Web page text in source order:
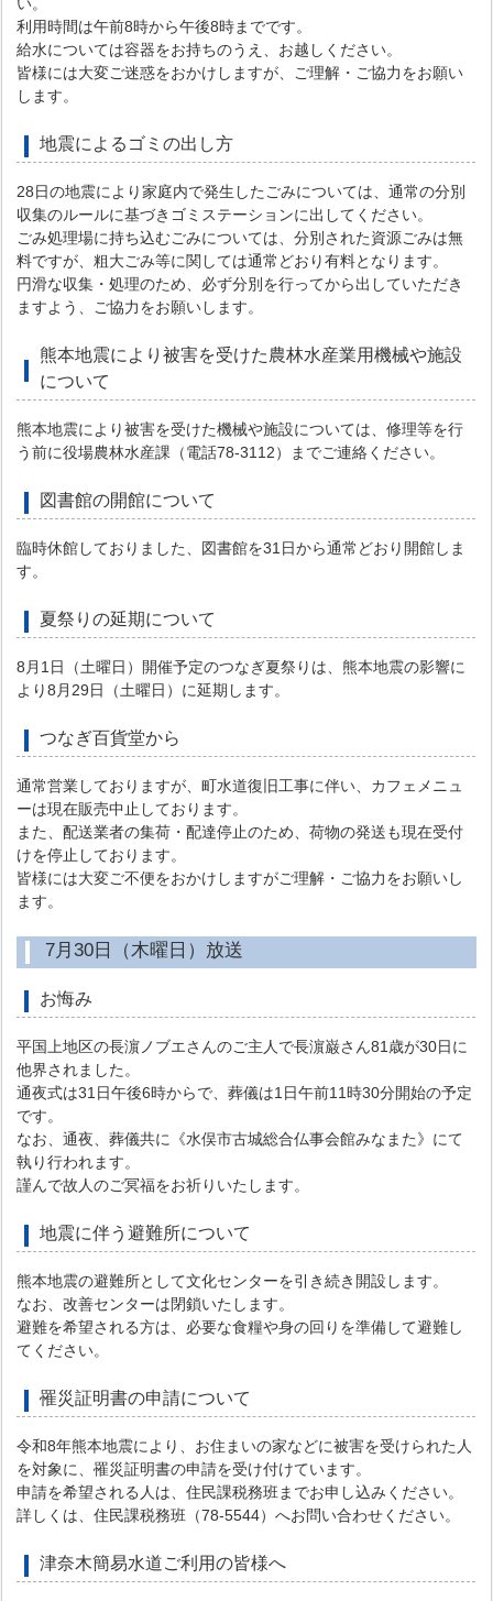
利用時間は午前8時から午後8時までです。
給水については容器をお持ちのうえ、お越しください。
皆様には大変ご迷惑をおかけしますが、ご理解・ご協力をお願い
します。
地震によるゴミの出し方
28日の地震により家庭内で発生したごみについては、通常の分別
収集のルールに基づきゴミステーションに出してください。
ごみ処理場に持ち込むごみについては、分別された資源ごみは無
料ですが、粗大ごみ等に関しては通常どおり有料となります。
円滑な収集・処理のため、必ず分別を行ってから出していただき
ますよう、ご協力をお願いします。
熊本地震により被害を受けた農林水産業用機械や施設
について
熊本地震により被害を受けた機械や施設については、修理等を行
う前に役場農林水産課（電話78-3112）までご連絡ください。
図書館の開館について
臨時休館しておりました、図書館を31日から通常どおり開館しま
す。
夏祭りの延期について
8月1日（土曜日）開催予定のつなぎ夏祭りは、熊本地震の影響に
より8月29日（土曜日）に延期します。
つなぎ百貨堂から
通常営業しておりますが、町水道復旧工事に伴い、カフェメニュ
ーは現在販売中止しております。
また、配送業者の集荷・配達停止のため、荷物の発送も現在受付
けを停止しております。
皆様には大変ご不便をおかけしますがご理解・ご協力をお願いし
ます。
7月30日（木曜日）放送
お悔み
平国上地区の長濵ノブエさんのご主人で長濵巌さん81歳が30日に
他界されました。
通夜式は31日午後6時からで、葬儀は1日午前11時30分開始の予定
です。
なお、通夜、葬儀共に《水俣市古城総合仏事会館みなまた》にて
執り行われます。
謹んで故人のご冥福をお祈りいたします。
地震に伴う避難所について
熊本地震の避難所として文化センターを引き続き開設します。
なお、改善センターは閉鎖いたします。
避難を希望される方は、必要な食糧や身の回りを準備して避難し
てください。
罹災証明書の申請について
令和8年熊本地震により、お住まいの家などに被害を受けられた人
を対象に、罹災証明書の申請を受け付けています。
申請を希望される人は、住民課税務班までお申し込みください。
詳しくは、住民課税務班（78-5544）へお問い合わせください。
津奈木簡易水道ご利用の皆様へ